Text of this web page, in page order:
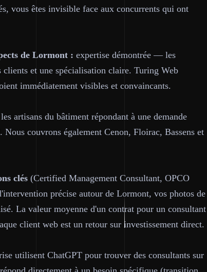
vous êtes invisible face aux concurrents qui ont
de Lormont : expertise démontrée — les
clients et une spécialisation claire. Turing Web
immédiatement visibles et convaincants.
artisans du bâtiment répondant à une demande
couvrons également Cenon, Floirac, Bassens et
clés (Certified Management Consultant, OPCO
précise autour de Lormont, vos photos de
La valeur moyenne d'un contrat pour un consultant
client web est un retour sur investissement direct.
utilisent ChatGPT pour trouver des consultants sur